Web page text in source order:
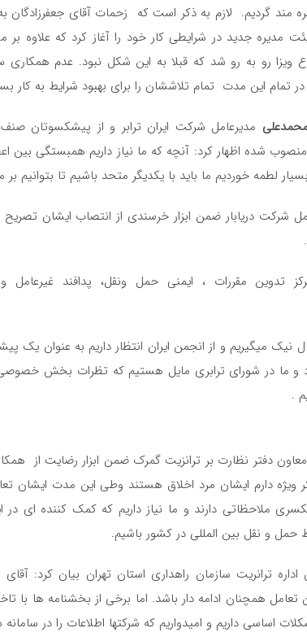
مند گردیم. لازم به ذکر است که زحمات آقای جعفرزادگان
مدیره جدید در شرایطی کار خود را آغاز کرد که علاوه
ویزا رو به رو شد که قبلا به این شکل نبود. عدم
تمام این مدت تمام تلاششان را برای بهبود شرایط به کار
مدیرعامل شرکت ایران ترابر و از پیشکسوتان
شده اظهار کرد: آنچه که ما نیاز داریم همبستگی بین
لطمه خوردیم ما باید با یکدیگر متحد باشیم تا بتوانیم
شرکت دریابار ضمن ابزار خرسندی از انتصاب ایشان
تدوین مقررات ، ایمنی حمل ونقل، پدافند
نیک میگیریم و از انجمن ایران انتظار داریم به عنوان
و ما در شورای ترابری مایل هستیم که تظرات بخش
.
معاون دفتر نظارت بر ترانزیت گمرک ضمن ابزار رضایت از
ویژه دارم ایشان مرد اخلاق هستند وطی این مدت ایشان
ملاحظاتی دارند و ما نیاز داریم که کمک کننده ای در
حمل و نقل بین المللی در کشور باشیم.
ترانریت سازمان راهداری استان تهران بیان کرد:
تعامل همچنان ادامه دار باشد. اما برخی از بخشنامه ها
اساسی داریم و امیدواریم که شرکتها اطلاعات را در